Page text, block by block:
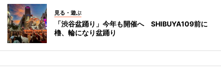
見る・遊ぶ
「渋谷盆踊り」今年も開催へ SHIBUYA109前に
櫓、輪になり盆踊り